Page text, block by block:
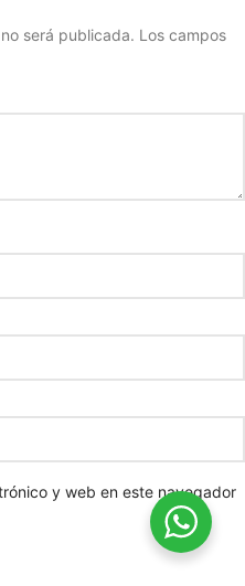
será publicada. Los campos
y web en este navegador